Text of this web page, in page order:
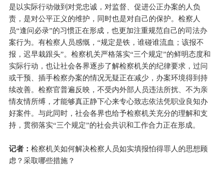
是以实际行动做到对党忠诚，对监督、促进公正办案的人负
责，是对公平正义的维护，同时也是对自己的保护。检察人
员“逢问必录”的习惯正在形成，也更加注重规范自己的司法办
案行为。有检察人员感慨，“规定是铁，谁碰谁流血；该报不
报，迟早栽跟头”。检察机关严格落实“三个规定”的鲜明态度和
实际行动，也让社会各界逐步了解检察机关的纪律要求，过问
或干预、插手检察办案的情况无疑正在减少，办案环境得到持
续改善。检察官普遍反映，不受内外部人员违法所扰、不为亲
情友情所缚，才能够真正静下心来专心致志依法凭职业良知办
好案件。与此同时，社会各界也给予检察机关充分的理解和支
持，贯彻落实“三个规定”的社会共识和工作合力正在形成。
记者：检察机关如何解决检察人员如实填报怕得罪人的思想顾
虑？采取哪些措施？